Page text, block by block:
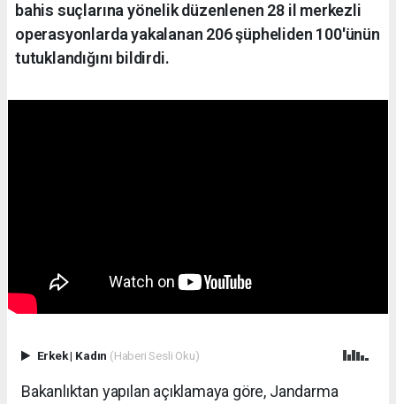
bahis suçlarına yönelik düzenlenen 28 il merkezli
operasyonlarda yakalanan 206 şüpheliden 100'ünün
tutuklandığını bildirdi.
Erkek| Kadın (Haberi Sesli Oku)
Bakanlıktan yapılan açıklamaya göre, Jandarma